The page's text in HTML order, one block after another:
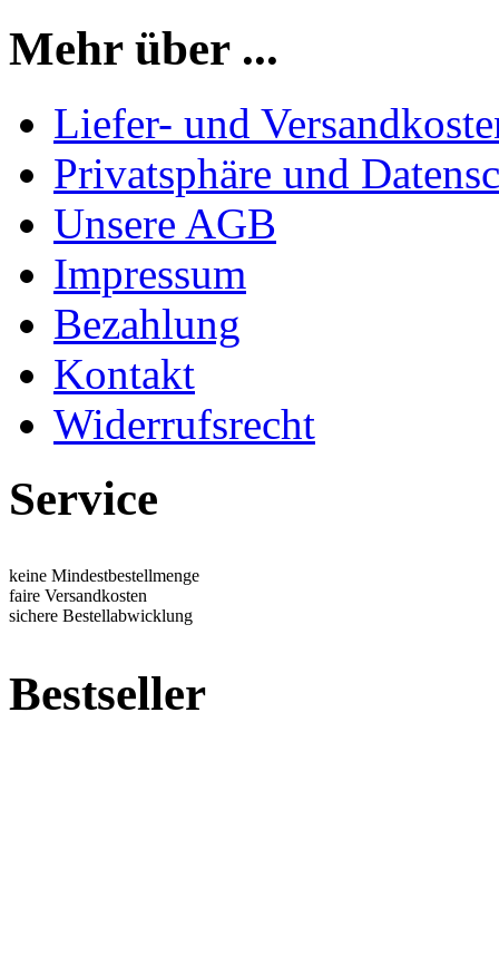
Mehr über ...
Liefer- und
Privatsphäre und
Unsere AGB
Impressum
Bezahlung
Kontakt
Widerrufsrecht
Service
keine Mindestbestellmenge
faire Versandkosten
sichere Bestellabwicklung
Bestseller